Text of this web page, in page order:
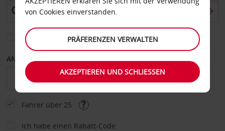
Eine andere Rückgabestation auswählen
ANFANGSDATUM
Fahrer über 25
Ich habe einen Rabatt-Code
von Cookies einverstanden.
PRÄFERENZEN VERWALTEN
AKZEPTIEREN UND SCHLIESSEN